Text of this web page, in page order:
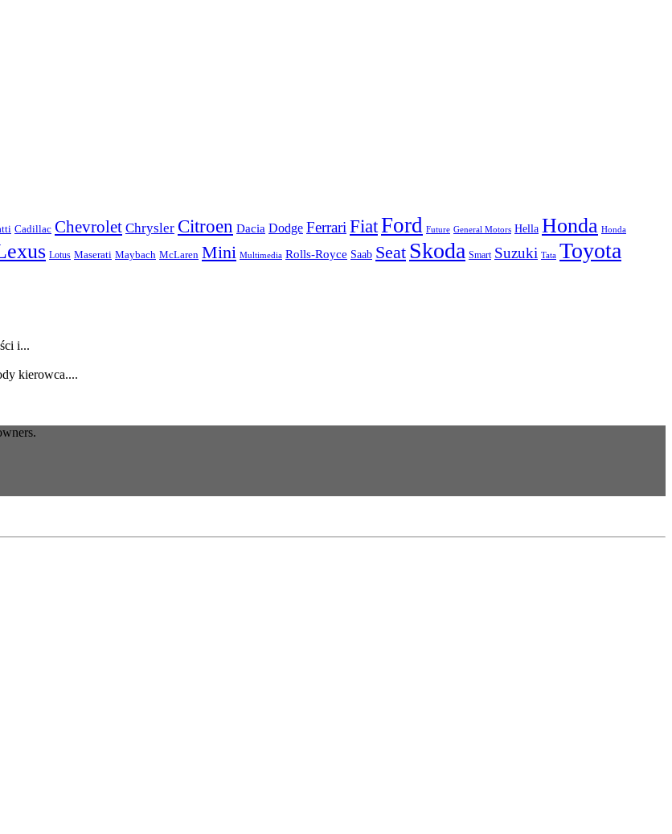
Cadillac Chevrolet Chrysler Citroen Dacia Dodge Ferrari FiatFord Future General Motors Hella Honda Honda
Lotus Maserati Maybach McLaren Mini Multimedia Rolls-Royce Saab Seat Skoda Smart Suzuki Tata Toyota
i...
kierowca....